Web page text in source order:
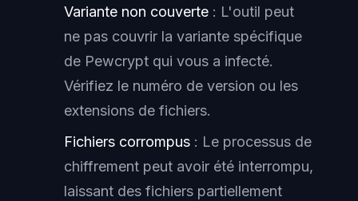
Variante non couverte : L'outil peut
ne pas couvrir la variante spécifique
de Pewcrypt qui vous a infecté.
Vérifiez le numéro de version ou les
extensions de fichiers.
Fichiers corrompus : Le processus de
chiffrement peut avoir été interrompu,
laissant des fichiers partiellement